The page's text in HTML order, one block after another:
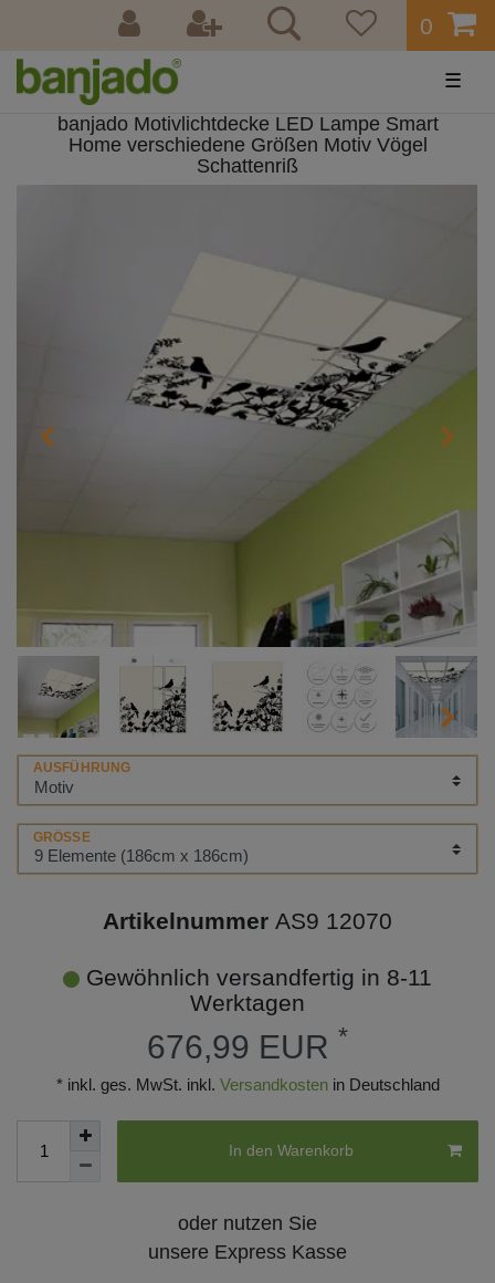
0
☰
banjado Motivlichtdecke LED Lampe Smart
Home verschiedene Größen Motiv Vögel
Schattenriß
AUSFÜHRUNG
GRÖSSE
Artikelnummer AS9 12070
Gewöhnlich versandfertig in 8-11
Werktagen
676,99 EUR *
* inkl. ges. MwSt. inkl. Versandkosten in Deutschland
In den Warenkorb
oder nutzen Sie
unsere Express Kasse